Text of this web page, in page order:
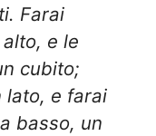
Farai
e le
cubito;
lato, e farai
basso, un